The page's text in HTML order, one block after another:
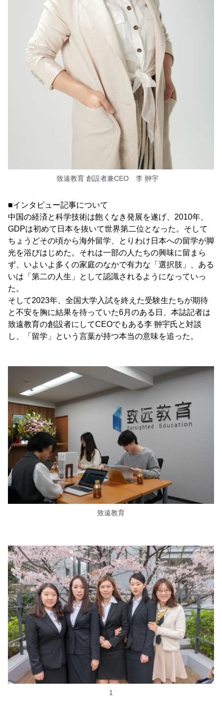
致遠教育 創設者兼CEO 李 翀宇
■インタビュー記事について
中国の経済と科学技術は飽くなき発展を遂げ、2010年、
GDPは初めて日本を抜いて世界第二位となった。そして
ちょうどその頃から海外留学、とりわけ日本への留学が脚
光を浴びはじめた。それは一部の人たちの興味に留まら
ず、いよいよ多くの家庭のなかで有力な「選択肢」、ある
いは「第二の人生」として認識されるようになっていっ
た。
そして2023年、全国大学入試を終えた受験生たちが期待
と不安を胸に結果を待っていた6月のある日、本誌記者は
致遠教育の創設者にしてCEOでもある李 翀宇氏と対談
し、「留学」という言葉が持つ本当の意味を追った。
致遠教育
1